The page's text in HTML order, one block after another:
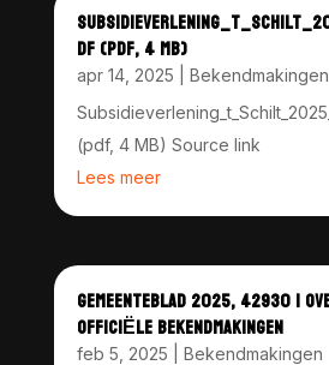
DF (PDF, 4 MB)
apr 14, 2025
Bekendmakingen
(pdf, 4 MB) Source link
Lees meer
GEMEENTEBLAD 2025, 42930 |
OFFICIËLE BEKENDMAKINGEN
feb 5, 2025
Bekendmakingen